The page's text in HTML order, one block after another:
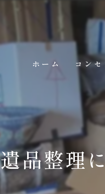
ホーム コン
遺品整理